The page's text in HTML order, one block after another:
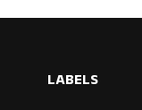
LABELS